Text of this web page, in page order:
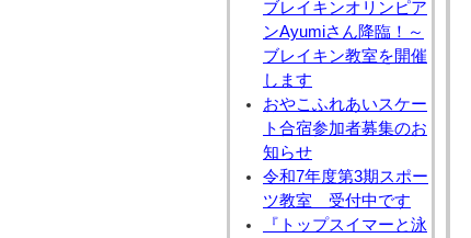
ブレイキンオリンピア
ンAyumiさん降臨！～
ブレイキン教室を開催
します
おやこふれあいスケー
ト合宿参加者募集のお
知らせ
令和7年度第3期スポー
ツ教室 受付中です
『トップスイマーと泳